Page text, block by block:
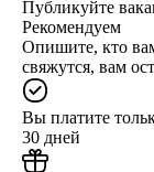
Публикуйте
Рекомендуем
Опишите, кто
свяжутся, вам
Вы платите
30 дней